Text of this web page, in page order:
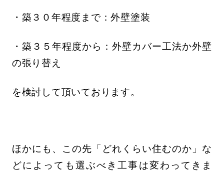
・築３０年程度まで：外壁塗装
・築３５年程度から：外壁カバー工法か外壁
の張り替え
を検討して頂いております。
ほかにも、この先「どれくらい住むのか」な
どによっても選ぶべき工事は変わってきま